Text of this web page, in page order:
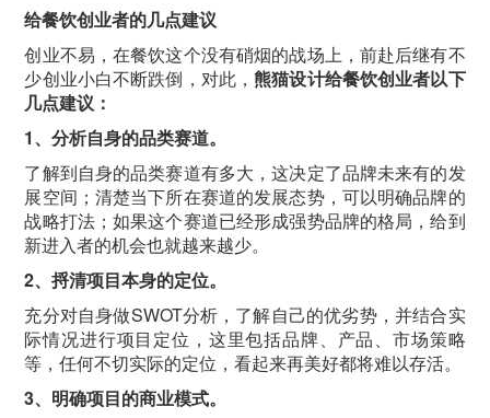
给餐饮创业者的几点建议
创业不易，在餐饮这个没有硝烟的战场上，前赴后继有不
少创业小白不断跌倒，对此，熊猫设计给餐饮创业者以下
几点建议：
1、分析自身的品类赛道。
了解到自身的品类赛道有多大，这决定了品牌未来有的发
展空间；清楚当下所在赛道的发展态势，可以明确品牌的
战略打法；如果这个赛道已经形成强势品牌的格局，给到
新进入者的机会也就越来越少。
2、捋清项目本身的定位。
充分对自身做SWOT分析，了解自己的优劣势，并结合实
际情况进行项目定位，这里包括品牌、产品、市场策略
等，任何不切实际的定位，看起来再美好都将难以存活。
3、明确项目的商业模式。